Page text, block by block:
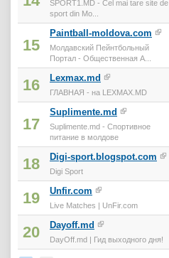
SPORT1.MD - Cel mai tare site de
sport din Mo...
15
Paintball-moldova.com
Молдавский Пейнтбольный
Портал - Общественная А...
16 Lexmax.md
ГЛАВНАЯ - на LEXMAX.MD
17
Suplimente.md
Suplimente.md - Спортивное
питание в молдове
18 Digi-sport.blogspot.com
Digi Sport
19 Unfir.com
Live Matches | UnFir.com
20 Dayoff.md
DayOff.md | Гид выходного дня!